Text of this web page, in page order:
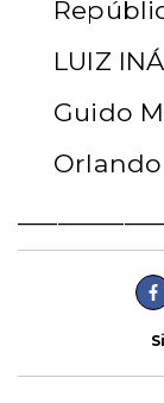
LUIZ
Guido